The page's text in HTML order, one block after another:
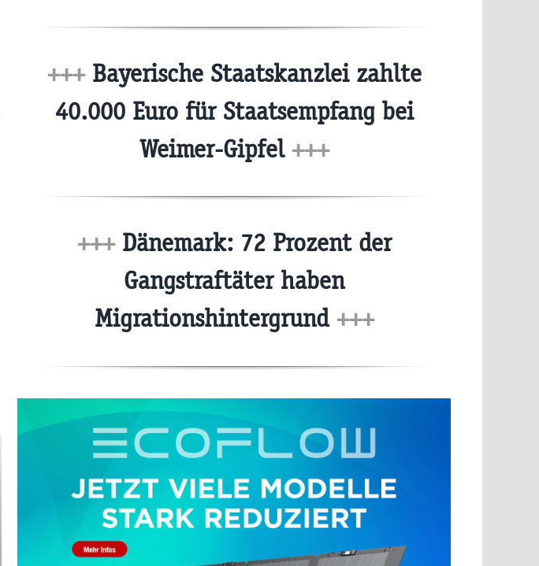
+++Bayerische Staatskanzlei zahlte
40.000 Euro für Staatsempfang bei
Weimer-Gipfel +++
+++Dänemark: 72 Prozent der
Gangstraftäter haben
Migrationshintergrund +++